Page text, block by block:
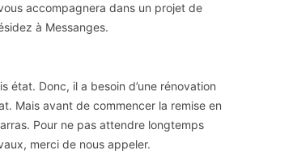
accompagnera dans un projet de
à Messanges.
état. Donc, il a besoin d’une rénovation
Mais avant de commencer la remise en
Pour ne pas attendre longtemps
merci de nous appeler.